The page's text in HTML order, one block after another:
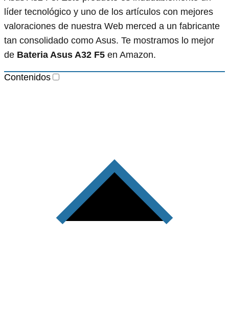
líder tecnológico y uno de los artículos con mejores
valoraciones de nuestra Web merced a un fabricante
tan consolidado como Asus. Te mostramos lo mejor
de Bateria Asus A32 F5 en Amazon.
Contenidos